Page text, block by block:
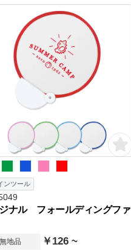
ンツール
ナル フォールディングファ
無地品 ￥126 ~